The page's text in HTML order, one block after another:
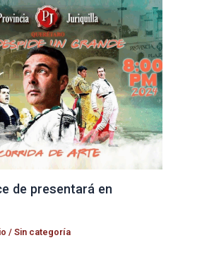
de presentará en
/Sin categoría